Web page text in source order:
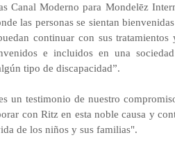
Canal Moderno para Mondelēz
las personas se sientan
continuar con sus tratamientos
e incluidos en una
tipo de discapacidad”.
un testimonio de nuestro
con Ritz en esta noble causa y
de los niños y sus familias".